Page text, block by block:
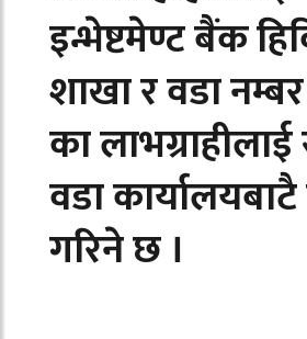
इन्भेष्टमेण्ट बैंक
शाखा र वडा
का
वडा
गरिने छ ।